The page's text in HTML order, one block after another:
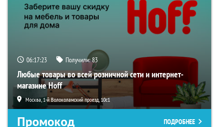
06:17:21 Получили:83
Любые товары во всей розничной сети и интернет-
магазине Hoff
Москва, 1-й Волоколамский проезд, 10с1
Промокод ПОДРОБНЕЕ